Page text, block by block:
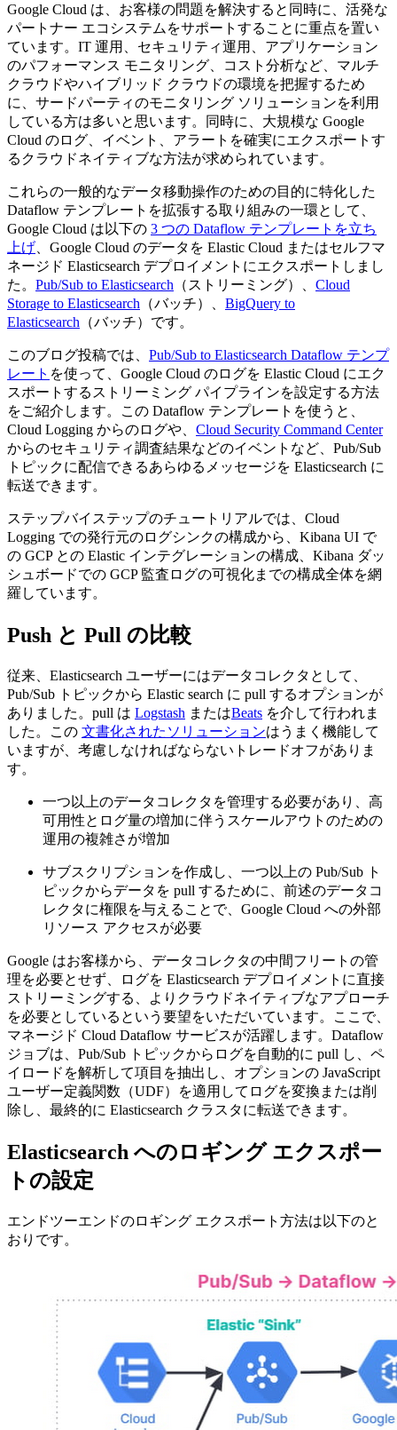
Google Cloud は、お客様の問題を解決すると同時に、活発な
パートナー エコシステムをサポートすることに重点を置い
ています。IT 運用、セキュリティ運用、アプリケーション
のパフォーマンス モニタリング、コスト分析など、マルチ
クラウドやハイブリッド クラウドの環境を把握するため
に、サードパーティのモニタリング ソリューションを利用
している方は多いと思います。同時に、大規模な Google
Cloud のログ、イベント、アラートを確実にエクスポートす
るクラウドネイティブな方法が求められています。
これらの一般的なデータ移動操作のための目的に特化した
Dataflow テンプレートを拡張する取り組みの一環として、
Google Cloud は以下の 3 つの Dataflow テンプレートを立ち
上げ 、Google Cloud のデータを Elastic Cloud またはセルフマ
ネージド Elasticsearch デプロイメントにエクスポートしまし
た。 Pub/Sub to Elasticsearch （ストリーミング）、 Cloud
Storage to Elasticsearch （バッチ）、 BigQuery to
Elasticsearch （バッチ）です。
このブログ投稿では、 Pub/Sub to Elasticsearch Dataflow テンプ
レート を使って、Google Cloud のログを Elastic Cloud にエク
スポートするストリーミング パイプラインを設定する方法
をご紹介します。この Dataflow テンプレートを使うと、
Cloud Logging からのログや、 Cloud Security Command Center
からのセキュリティ調査結果などのイベントなど、Pub/Sub
トピックに配信できるあらゆるメッセージを Elasticsearch に
転送できます。
ステップバイステップのチュートリアルでは、Cloud
Logging での発行元のログシンクの構成から、Kibana UI で
の GCP との Elastic インテグレーションの構成、Kibana ダッ
シュボードでの GCP 監査ログの可視化までの構成全体を網
羅しています。
Push と Pull の比較
従来、Elasticsearch ユーザーにはデータコレクタとして、
Pub/Sub トピックから Elastic search に pull するオプションが
ありました。pull は Logstash またはBeats を介して行われま
した。この 文書化されたソリューションはうまく機能して
いますが、考慮しなければならないトレードオフがありま
す。
一つ以上のデータコレクタを管理する必要があり、高
可用性とログ量の増加に伴うスケールアウトのための
運用の複雑さが増加
サブスクリプションを作成し、一つ以上の Pub/Sub ト
ピックからデータを pull するために、前述のデータコ
レクタに権限を与えることで、Google Cloud への外部
リソース アクセスが必要
Google はお客様から、データコレクタの中間フリートの管
理を必要とせず、ログを Elasticsearch デプロイメントに直接
ストリーミングする、よりクラウドネイティブなアプローチ
を必要としているという要望をいただいています。ここで、
マネージド Cloud Dataflow サービスが活躍します。Dataflow
ジョブは、Pub/Sub トピックからログを自動的に pull し、ペ
イロードを解析して項目を抽出し、オプションの JavaScript
ユーザー定義関数（UDF）を適用してログを変換または削
除し、最終的に Elasticsearch クラスタに転送できます。
Elasticsearch へのロギング エクスポー
トの設定
エンドツーエンドのロギング エクスポート方法は以下のと
おりです。